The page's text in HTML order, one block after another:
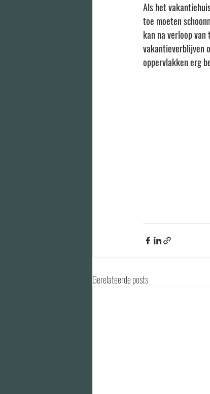
Als het
toe moeten
kan na verloop
vakantieverblijven
oppervlakken erg
Gerelateerde posts